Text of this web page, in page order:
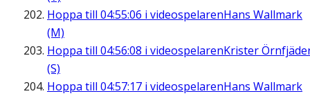
Hoppa till 04:55:06 i videospelarenHans Wallmark
(M)
Hoppa till 04:56:08 i videospelarenKrister
(S)
Hoppa till 04:57:17 i videospelarenHans Wallmark